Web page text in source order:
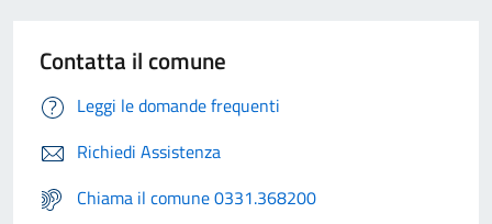
Contatta il comune
Leggi le domande frequenti
Richiedi Assistenza
Chiama il comune 0331.368200